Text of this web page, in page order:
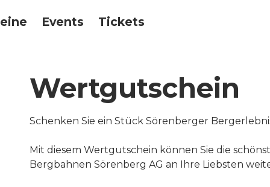
Events Tickets
Wertgutschein
Schenken Sie ein Stück Sörenberger
Mit diesem Wertgutschein können Sie die
Bergbahnen Sörenberg AG an Ihre Liebsten